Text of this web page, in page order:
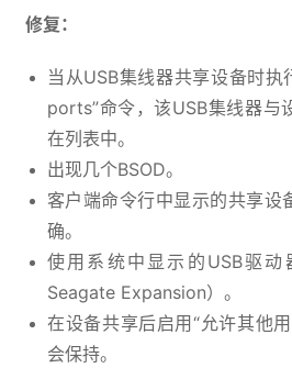
修复：
当从USB集线器共享设备时
ports”命令，该USB集线器与
在列表中。
出现几个BSOD。
客户端命令行中显示的共享设
确。
使用系统中显示的USB驱动
Seagate Expansion）。
在设备共享后启用“允许其他
会保持。